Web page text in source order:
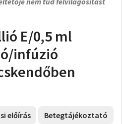
E/0,5 ml
infúzió
előírás
Betegtájékoztató